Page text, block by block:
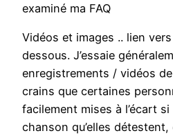
examiné ma FAQ
Vidéos et images .. lien
dessous. J’essaie
enregistrements / vidéos
crains que certaines
facilement mises à l’écart
chanson qu’elles détestent,